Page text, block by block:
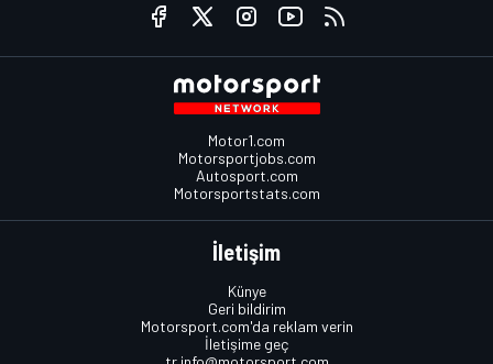
Motor1.com
Motorsportjobs.com
Autosport.com
Motorsportstats.com
İletişim
Künye
Geri bildirim
Motorsport.com'da reklam verin
İletişime geç